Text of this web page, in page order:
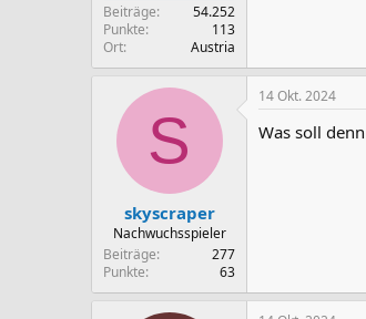
Beiträge
54.252
Punkte
113
Ort
Austria
S
skyscraper
Nachwuchsspieler
Beiträge
277
Punkte
63
14 Okt. 2024
Was soll